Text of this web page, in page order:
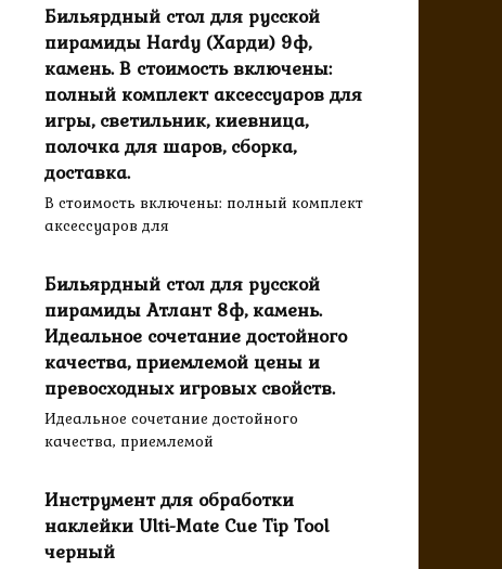
Бильярдный стол для русской
пирамиды Hardy (Харди) 9ф,
камень. В стоимость включены:
полный комплект аксессуаров для
игры, светильник, киевница,
полочка для шаров, сборка,
доставка.
В стоимость включены: полный комплект
аксессуаров для
Бильярдный стол для русской
пирамиды Атлант 8ф, камень.
Идеальное сочетание достойного
качества, приемлемой цены и
превосходных игровых свойств.
Идеальное сочетание достойного
качества, приемлемой
Инструмент для обработки
наклейки Ulti-Mate Cue Tip Tool
черный